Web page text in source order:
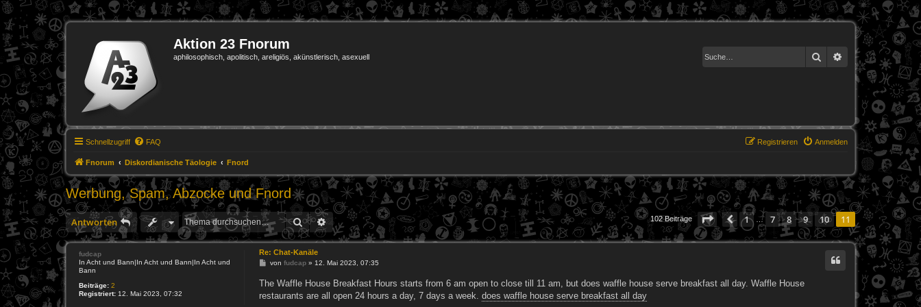
Aktion 23 Fnorum
aphilosophisch, apolitisch, areligiös, akünstlerisch, asexuell Suche Erweiterte Suche
Schnellzugriff FAQ Anmelden
Registrieren
Fnorum Diskordianische Täologie Fnord
Werbung, Spam, Abzocke und Fnord
Antworten SucheErweiterte Suche 102 Beiträge Seite 11von 11
Vorherige
1 … 7 8 9 10 11
fudcap
In Acht und Bann|In Acht und Bann|In Acht und
Bann
Beiträge: 2
Registriert: 12. Mai 2023, 07:32
Re: Chat-Kanäle
B
t
r
vonfudcap »12. Mai 2023, 07:35
The Waffle House Breakfast Hours starts from 6 am open to close till 11 am, but does waffle house serve breakfast all day. Waffle House
restaurants are all open 24 hours a day, 7 days a week.does waffle house serve breakfast all day